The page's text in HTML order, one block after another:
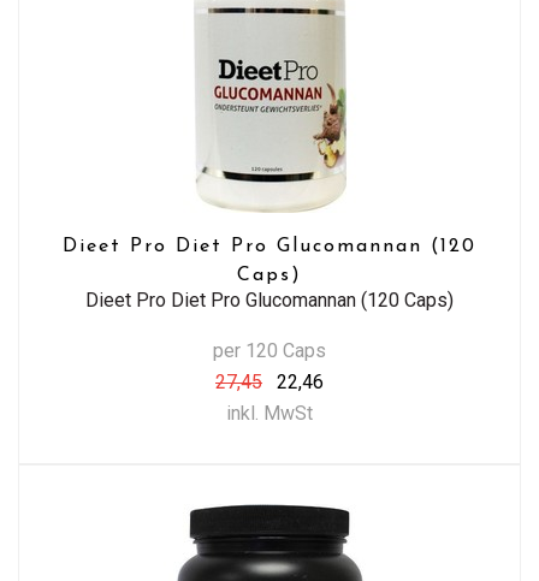
Dieet Pro Diet Pro Glucomannan (120
Caps)
Dieet Pro Diet Pro Glucomannan (120 Caps)
per 120 Caps
27,45
22,46
inkl. MwSt